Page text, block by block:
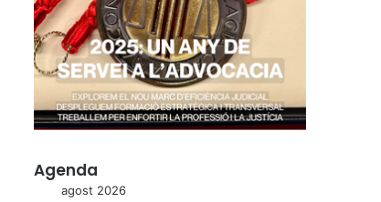
Agenda
agost 2026